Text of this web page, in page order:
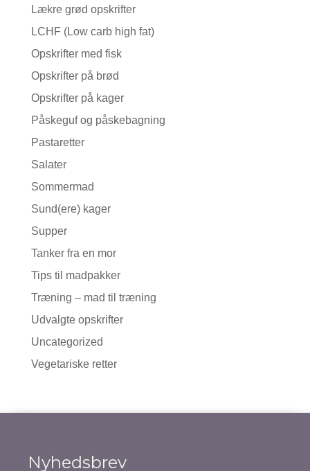
Lækre grød opskrifter
LCHF (Low carb high fat)
Opskrifter med fisk
Opskrifter på brød
Opskrifter på kager
Påskeguf og påskebagning
Pastaretter
Salater
Sommermad
Sund(ere) kager
Supper
Tanker fra en mor
Tips til madpakker
Træning – mad til træning
Udvalgte opskrifter
Uncategorized
Vegetariske retter
Nyhedsbrev